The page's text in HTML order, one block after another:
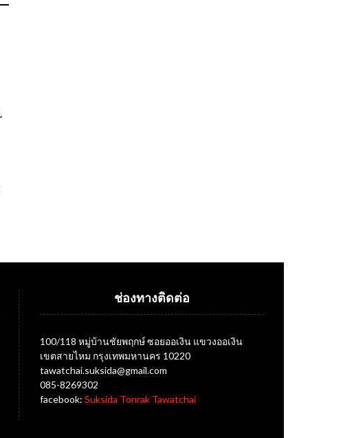
ช่องทางติดต่อ
100/118 หมู่บ้านชัยพฤกษ์ ซอยออเงิน แขวงออเงิน
เขตสายไหม กรุงเทพมหานคร 10220
tawatchai.suksida@gmail.com
085-8269302
facebook: Suksida Tonrak Tawatchai